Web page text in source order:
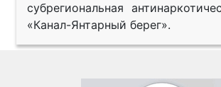
субрегиональная
«Канал-Янтарный берег».